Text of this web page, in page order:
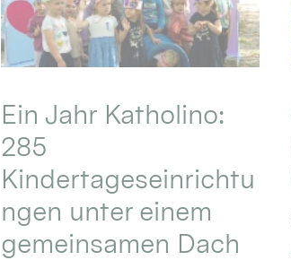
Ein Jahr Katholino:
285
Kindertageseinrichtu
ngen unter einem
gemeinsamen Dach